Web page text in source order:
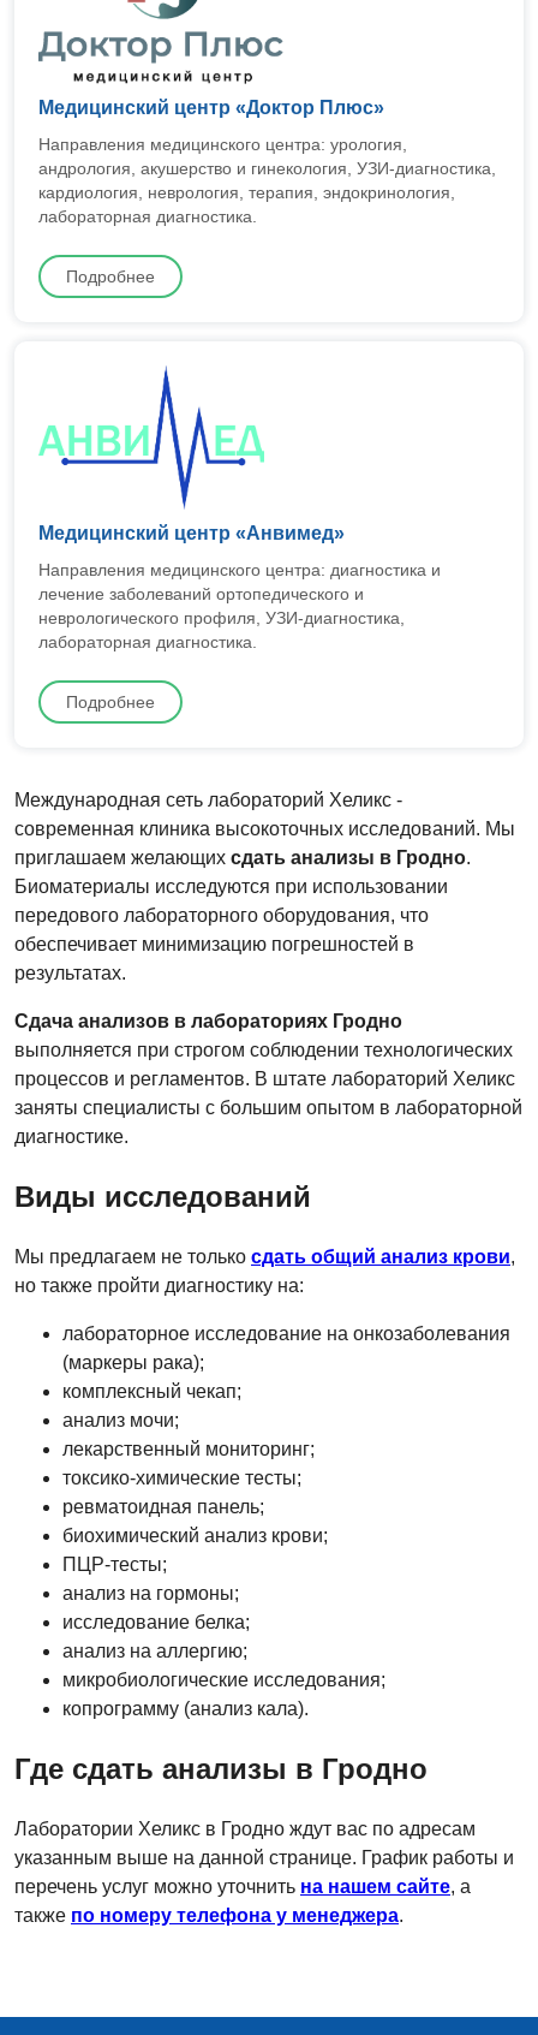
Медицинский центр «Доктор Плюс»
Направления медицинского центра: урология,
андрология, акушерство и гинекология, УЗИ-диагностика,
кардиология, неврология, терапия, эндокринология,
лабораторная диагностика.
Подробнее
Медицинский центр «Анвимед»
Направления медицинского центра: диагностика и
лечение заболеваний ортопедического и
неврологического профиля, УЗИ-диагностика,
лабораторная диагностика.
Подробнее
Международная сеть лабораторий Хеликс -
современная клиника высокоточных исследований. Мы
приглашаем желающих сдать анализы в Гродно.
Биоматериалы исследуются при использовании
передового лабораторного оборудования, что
обеспечивает минимизацию погрешностей в
результатах.
Сдача анализов в лабораториях Гродно
выполняется при строгом соблюдении технологических
процессов и регламентов. В штате лабораторий Хеликс
заняты специалисты с большим опытом в лабораторной
диагностике.
Виды исследований
Мы предлагаем не только сдать общий анализ крови,
но также пройти диагностику на:
лабораторное исследование на онкозаболевания
(маркеры рака);
комплексный чекап;
анализ мочи;
лекарственный мониторинг;
токсико-химические тесты;
ревматоидная панель;
биохимический анализ крови;
ПЦР-тесты;
анализ на гормоны;
исследование белка;
анализ на аллергию;
микробиологические исследования;
копрограмму (анализ кала).
Где сдать анализы в Гродно
Лаборатории Хеликс в Гродно ждут вас по адресам
указанным выше на данной странице. График работы и
перечень услуг можно уточнить на нашем сайте, а
также по номеру телефона у менеджера.